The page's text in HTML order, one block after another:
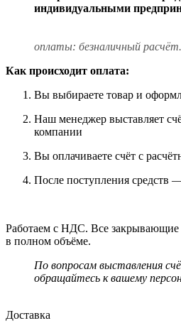
индивидуальными
оплаты: безналичный расчёт.
Как происходит оплата:
Вы выбираете товар и
Наш менеджер выставляет
компании
Вы оплачиваете счёт с
После поступления средств
Работаем с НДС. Все закрывающие
в полном объёме.
По вопросам выставления
обращайтесь к вашему
Доставка